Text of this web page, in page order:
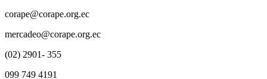
corape@corape.org.ec
mercadeo@corape.org.ec
(02) 2901- 355
099 749 4191